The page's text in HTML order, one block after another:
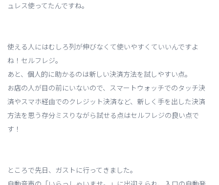
ュレス使ってたんですね。
使える人にはむしろ列が伸びなくて使いやすくていいんですよ
ね！セルフレジ。
あと、個人的に助かるのは新しい決済方法を試しやすい点。
お店の人が目の前にいないので、スマートウォッチでのタッチ決
済やスマホ経由でのクレジット決済など、新しく手を出した決済
方法を思う存分ミスりながら試せる点はセルフレジの良い点で
す！
ところで先日、ガストに行ってきました。